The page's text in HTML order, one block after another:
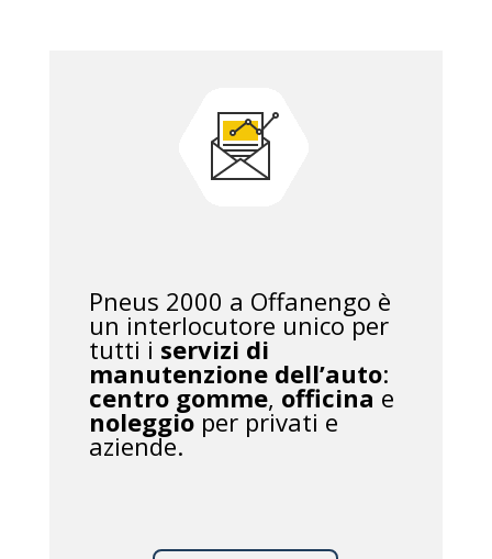
Pneus 2000 a Offanengo è
un interlocutore unico per
tutti i servizi di
manutenzione dell’auto:
centro gomme, officina e
noleggioper privati e
aziende.